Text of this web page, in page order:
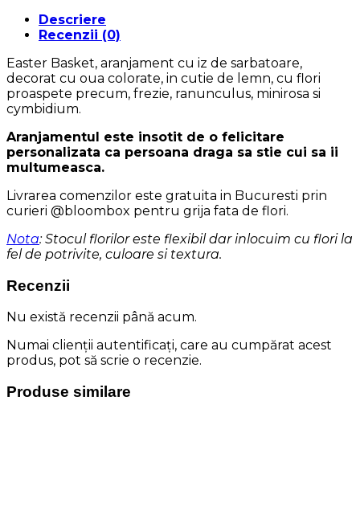
Descriere
Recenzii (0)
Easter Basket, aranjament cu iz de sarbatoare,
decorat cu oua colorate, in cutie de lemn, cu flori
proaspete precum, frezie, ranunculus, minirosa si
cymbidium.
Aranjamentul este insotit de o felicitare
personalizata ca persoana draga sa stie cui sa ii
multumeasca.
Livrarea comenzilor este gratuita in Bucuresti prin
curieri @bloombox pentru grija fata de flori.
Nota: Stocul florilor este flexibil dar inlocuim cu flori la
fel de potrivite, culoare si textura.
Recenzii
Nu există recenzii până acum.
Numai clienții autentificați, care au cumpărat acest
produs, pot să scrie o recenzie.
Produse similare